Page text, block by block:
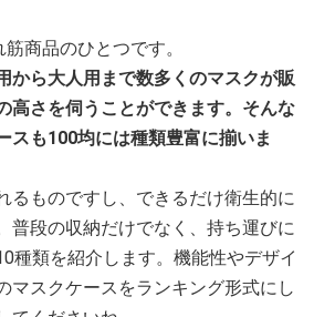
商品のひとつです。
から大人用まで数多くのマスクが販
高さを伺うことができます。そんな
スも100均には種類豊富に揃いま
るものですし、できるだけ衛生的に
普段の収納だけでなく、持ち運びに
種類を紹介します。機能性やデザイ
マスクケースをランキング形式にし